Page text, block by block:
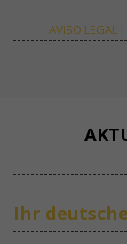
AVISO LEGAL |